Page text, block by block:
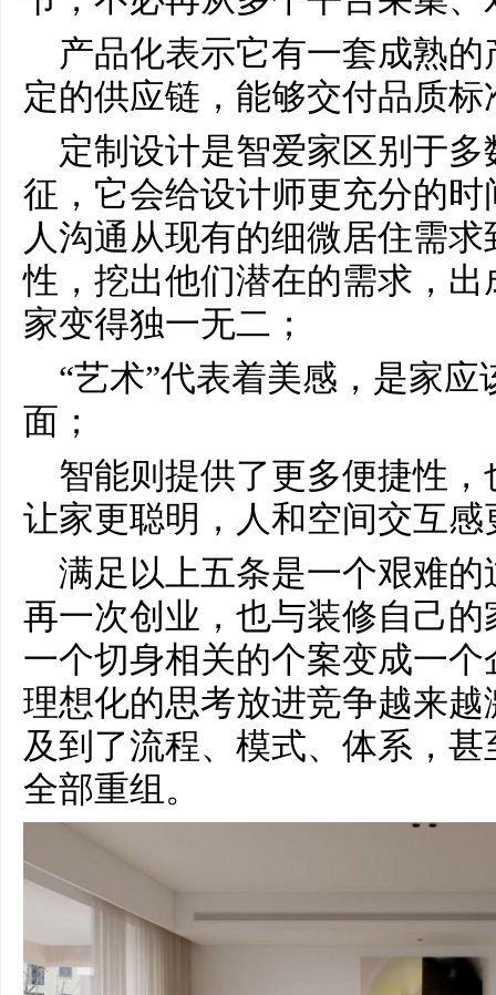
产品化表示它有一套成熟
定的供应链，能够交付品质
定制设计是智爱家区别于
征，它会给设计师更充分的
人沟通从现有的细微居住需
性，挖出他们潜在的需求，
家变得独一无二；
“艺术”代表着美感，是家
面；
智能则提供了更多便捷性，
让家更聪明，人和空间交互
满足以上五条是一个艰难
再一次创业，也与装修自己
一个切身相关的个案变成一
理想化的思考放进竞争越来
及到了流程、模式、体系，
全部重组。